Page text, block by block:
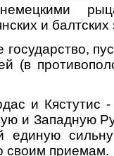
и балтских
(в
и Кястутис
и Западную
единую
своим приемам.